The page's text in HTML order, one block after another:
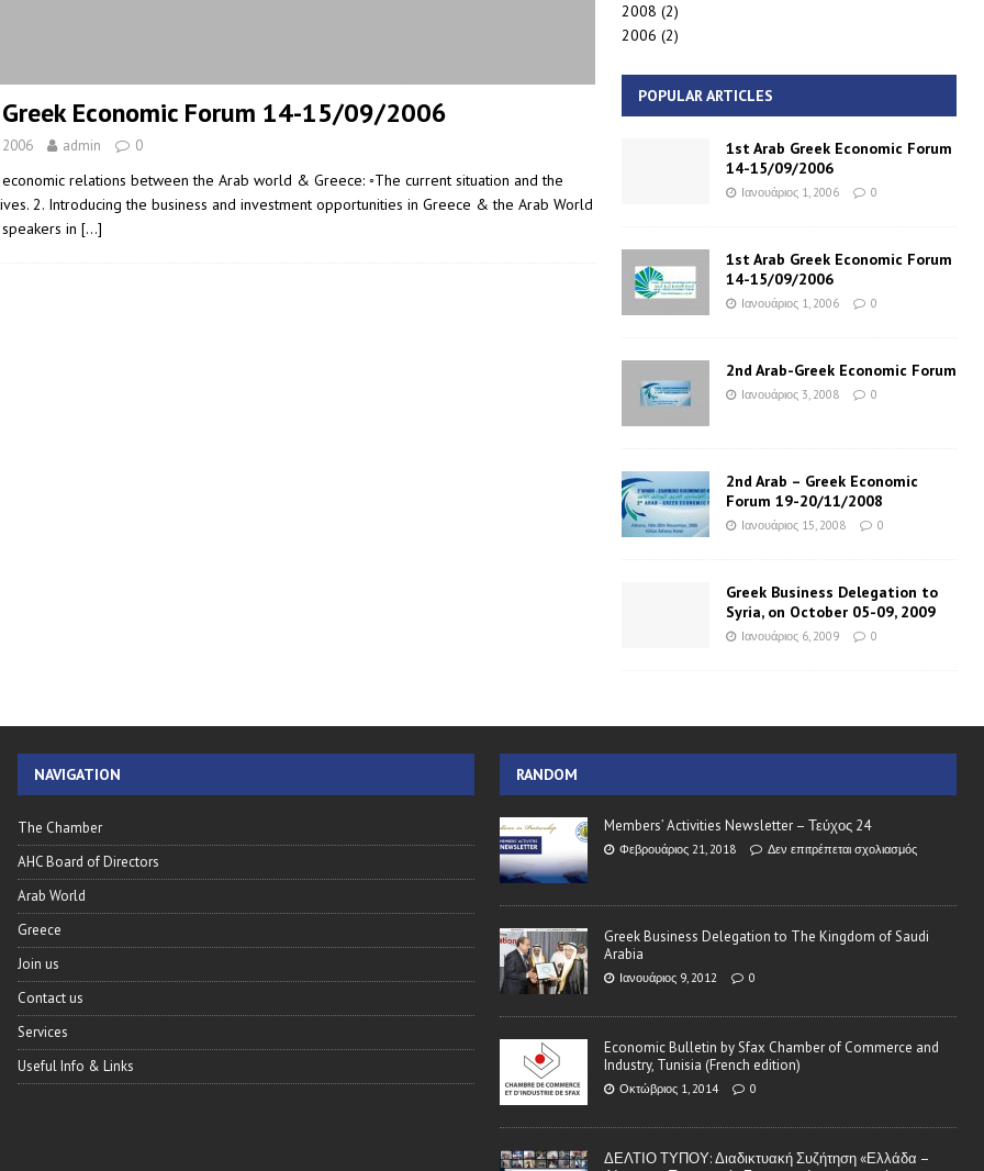
Economic Forum 14-15/09/2006
2006 admin 0
relations between the Arab world & Greece: ◦The current situation and the
2. Introducing the business and investment opportunities in Greece & the Arab World
in […]
2008 (2)
2006 (2)
POPULAR ARTICLES
1st Arab Greek Economic Forum
14-15/09/2006
Ιανουάριος 1, 2006 0
1st Arab Greek Economic Forum
14-15/09/2006
Ιανουάριος 1, 2006 0
2nd Arab-Greek Economic Forum
Ιανουάριος 3, 2008 0
2nd Arab – Greek Economic
Forum 19-20/11/2008
Ιανουάριος 15, 2008 0
Greek Business Delegation to
Syria, on October 05-09, 2009
Ιανουάριος 6, 2009 0
NAVIGATION
The Chamber
AHC Board of Directors
Arab World
Greece
Join us
Contact us
Services
Useful Info & Links
RANDOM
Members’ Activities Newsletter – Τεύχος 24
Φεβρουάριος 21, 2018 Δεν επιτρέπεται σχολιασμός
Greek Business Delegation to The Kingdom of Saudi
Arabia
Ιανουάριος 9, 2012 0
Economic Bulletin by Sfax Chamber of Commerce and
Industry, Tunisia (French edition)
Οκτώβριος 1, 2014 0
ΔΕΛΤΙΟ ΤΥΠΟΥ: Διαδικτυακή Συζήτηση «Ελλάδα –